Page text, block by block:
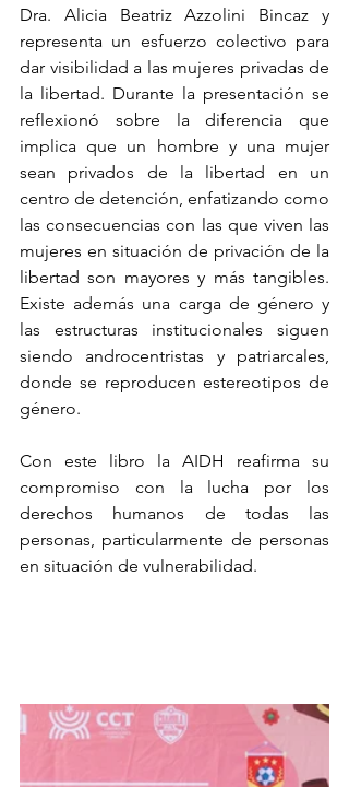
Dra. Alicia Beatriz Azzolini Bincaz y
representa un esfuerzo colectivo para
dar visibilidad a las mujeres privadas de
la libertad. Durante la presentación se
reflexionó sobre la diferencia que
implica que un hombre y una mujer
sean privados de la libertad en un
centro de detención, enfatizando como
las consecuencias con las que viven las
mujeres en situación de privación de la
libertad son mayores y más tangibles.
Existe además una carga de género y
las estructuras institucionales siguen
siendo androcentristas y patriarcales,
donde se reproducen estereotipos de
género.
Con este libro la AIDH reafirma su
compromiso con la lucha por los
derechos humanos de todas las
personas, particularmente de personas
en situación de vulnerabilidad.